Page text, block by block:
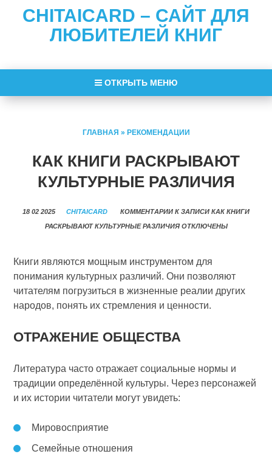
CHITAICARD – САЙТ ДЛЯ
ЛЮБИТЕЛЕЙ КНИГ
ОТКРЫТЬ МЕНЮ
ГЛАВНАЯ » РЕКОМЕНДАЦИИ
КАК КНИГИ РАСКРЫВАЮТ
КУЛЬТУРНЫЕ РАЗЛИЧИЯ
18 02 2025 CHITAICARD КОММЕНТАРИИ К ЗАПИСИ КАК КНИГИ
РАСКРЫВАЮТ КУЛЬТУРНЫЕ РАЗЛИЧИЯОТКЛЮЧЕНЫ
Книги являются мощным инструментом для
понимания культурных различий. Они позволяют
читателям погрузиться в жизненные реалии других
народов, понять их стремления и ценности.
ОТРАЖЕНИЕ ОБЩЕСТВА
Литература часто отражает социальные нормы и
традиции определённой культуры. Через персонажей
и их истории читатели могут увидеть:
Мировосприятие
Семейные отношения